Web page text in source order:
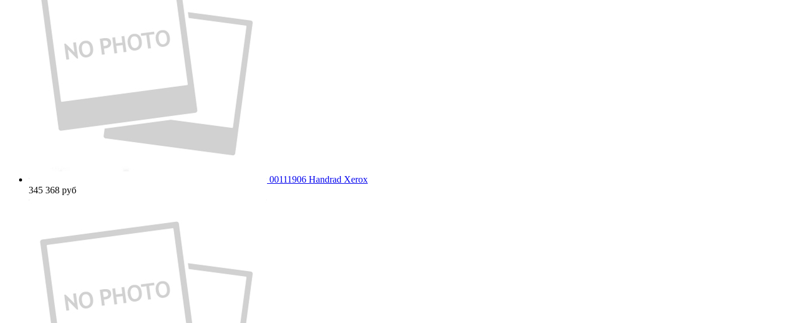
00111906 Handrad Xerox
345 368 руб